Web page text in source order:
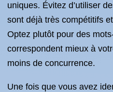
uniques. Évitez d’utiliser
sont déjà très compétitifs
Optez plutôt pour des
correspondent mieux à
moins de concurrence.
Une fois que vous avez